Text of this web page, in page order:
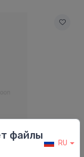
2
файлы
RU